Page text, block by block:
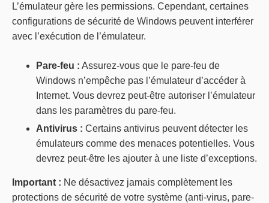
L’émulateur gère les permissions. Cependant, certaines
configurations de sécurité de Windows peuvent interférer
avec l’exécution de l’émulateur.
Pare-feu : Assurez-vous que le pare-feu de
Windows n’empêche pas l’émulateur d’accéder à
Internet. Vous devrez peut-être autoriser l’émulateur
dans les paramètres du pare-feu.
Antivirus : Certains antivirus peuvent détecter les
émulateurs comme des menaces potentielles. Vous
devrez peut-être les ajouter à une liste d’exceptions.
Important : Ne désactivez jamais complètement les
protections de sécurité de votre système (anti-virus, pare-